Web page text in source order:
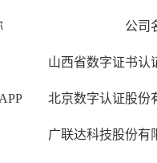
公司
山西省数字证书认
北京数字认证股份
广联达科技股份有